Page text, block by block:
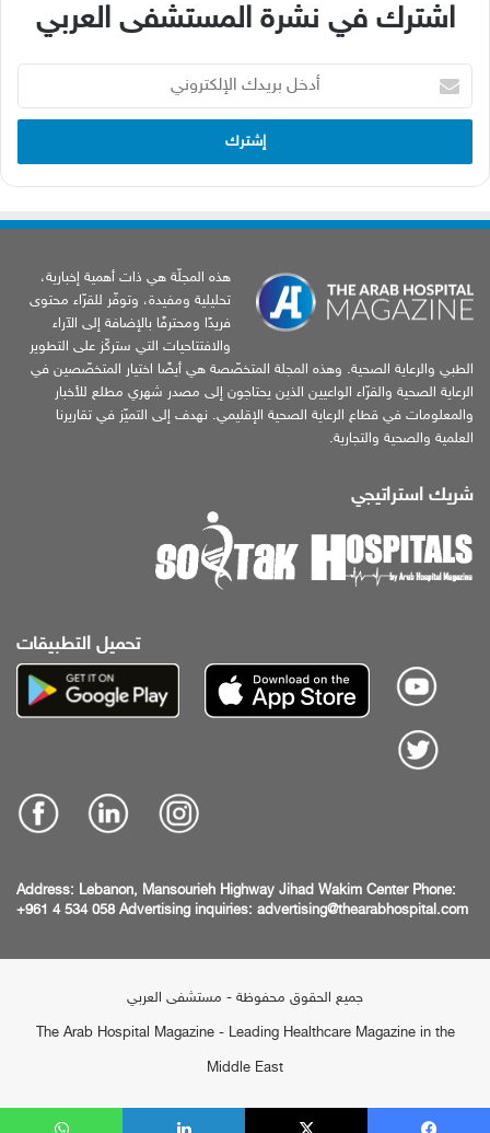
اشترك في نشرة المستشفى العربي
بريدك
الإلكتروني
هذه المجلّة هي ذات أهمية إخبارية،
تحليلية ومفيدة، وتوفّر للقرّاء محتوى
فريدًا ومحترفًا بالإضافة إلى الآراء
والافتتاحيات التي ستركّز على التطوير
الطبي والرعاية الصحية. وهذه المجلة المتخصّصة هي أيضًا اختيار المتخصّصين في
الرعاية الصحية والقرّاء الواعيين الذين يحتاجون إلى مصدر شهري مطلع للأخبار
والمعلومات في قطاع الرعاية الصحية الإقليمي. نهدف إلى التميّز في تقاريرنا
العلمية والصحية والتجارية.
شريك استراتيجي
تحميل التطبيقات
Address: Lebanon, Mansourieh Highway Jihad Wakim Center Phone:
+961 4 534 058 Advertising inquiries: advertising@thearabhospital.com
جميع الحقوق محفوظة - مستشفى العربي
The Arab Hospital Magazine - Leading Healthcare Magazine in the
Middle East